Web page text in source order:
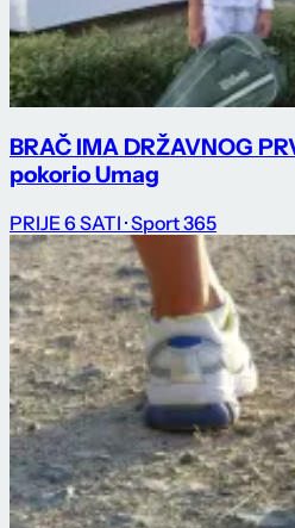
BRAČ IMA DRŽAVNOG
pokorio Umag
PRIJE 6 SATI · Sport 365